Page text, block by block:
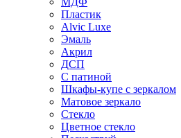
Пластик
Alvic Luxe
Эмаль
Акрил
ДСП
С патиной
Шкафы-купе с зеркалом
Матовое зеркало
Стекло
Цветное стекло